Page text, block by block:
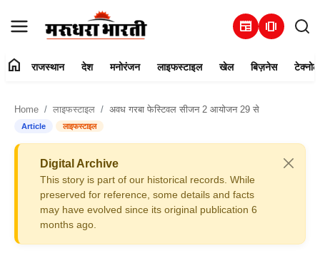
newspaper amp_stories
संपर्क करें
राजस्थान
मनोरंजन
home राजस्थान देश मनोरंजन लाइफस्टाइल खेल बिज़नेस
Home लाइफस्टाइल अवध गरबा फेस्टिवल सीजन 2 आयोजन 29 से
Article लाइफस्टाइल
Digital Archive
This story is part of our historical records. While
preserved for reference, some details and facts
may have evolved since its original publication 6
months ago.